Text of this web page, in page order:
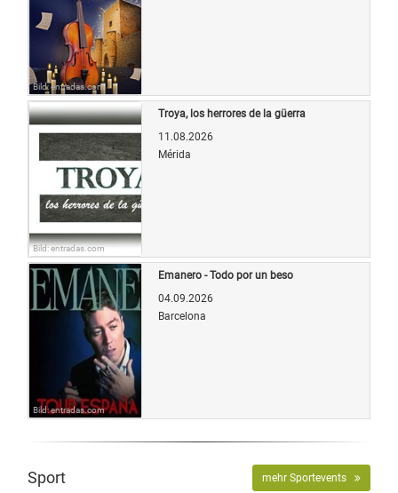
Bild: entradas.com
Bild: entradas.com
Troya, los herrores de la güerra
11.08.2026
Mérida
Bild: entradas.com
Emanero - Todo por un beso
04.09.2026
Barcelona
Sport mehr Sportevents